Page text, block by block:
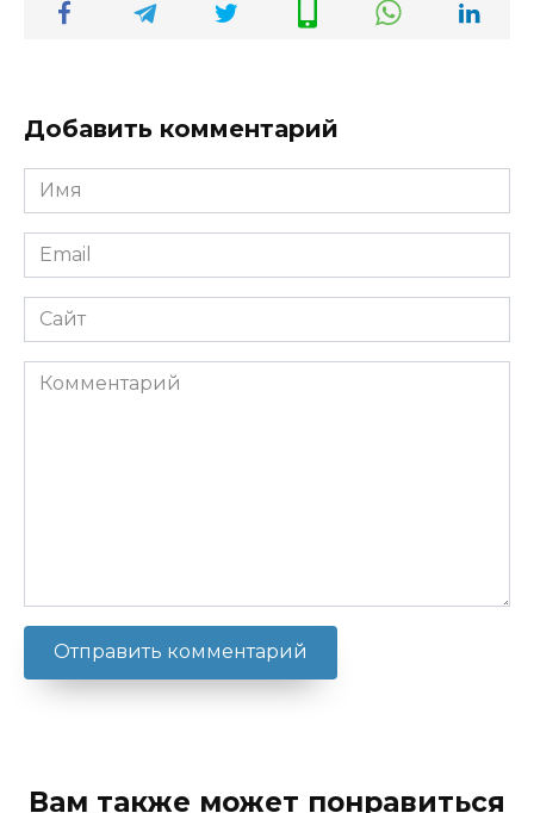
Добавить комментарий
Имя
*
Email
*
Сайт
Комментарий
Вам также может понравиться